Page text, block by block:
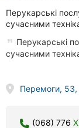
Перукарські
сучасними
Перукарські
сучасними
Перемоги, 53,
(068) 776